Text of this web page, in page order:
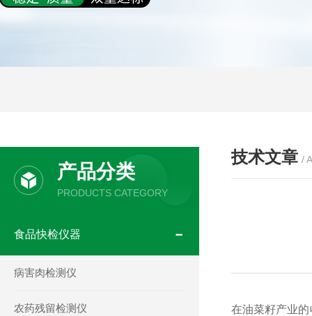
技术文章 /
在油菜籽产业
产品分类
PRODUCTS CATEGORY
食品快检仪器
病害肉检测仪
农药残留检测仪